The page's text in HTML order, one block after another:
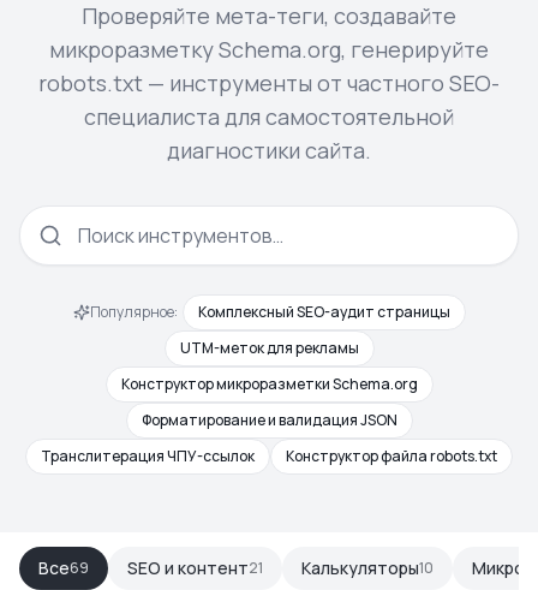
Проверяйте мета-теги, создавайте
микроразметку Schema.org, генерируйте
robots.txt — инструменты от частного SEO-
специалиста для самостоятельной
диагностики сайта.
Популярное:
Комплексный SEO-аудит страницы
UTM-меток для рекламы
Конструктор микроразметки Schema.org
Форматирование и валидация JSON
Транслитерация ЧПУ-ссылок
Конструктор файла robots.txt
Все69 SEO и контент21 Калькуляторы10